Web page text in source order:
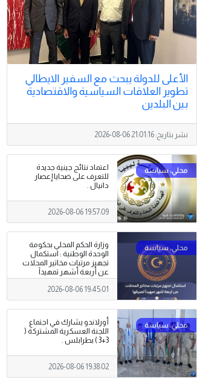
الأعلى للدولة يبحث مع السفير الايطالي
تطوير العلاقات السياسية والاقتصادية
بين البلدين
نشر بتاريخ:2026-08-06 21:01:16
اعتماد نتائج جينية جديدة
للتعرف على ضحايا إعصار
دانيال .
2026-08-06 19:57:09
وزارة الحكم المحلي بحكومة
الوحدة الوطنية : استكمال
تجهيز مرتبات مخاتير المحلات
عن أربعة أشهر تمهيداً
لصرفها .
2026-08-06 19:45:01
أورلاندو يشارك في اجتماع
اللجنة العسكرية المشتركة (
3+3 ) بطرابلس .
2026-08-06 19:38:02